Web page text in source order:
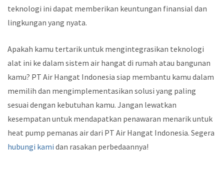
teknologi ini dapat memberikan keuntungan finansial dan
lingkungan yang nyata.
Apakah kamu tertarik untuk mengintegrasikan teknologi
alat ini ke dalam sistem air hangat di rumah atau bangunan
kamu? PT Air Hangat Indonesia siap membantu kamu dalam
memilih dan mengimplementasikan solusi yang paling
sesuai dengan kebutuhan kamu. Jangan lewatkan
kesempatan untuk mendapatkan penawaran menarik untuk
heat pump pemanas air dari PT Air Hangat Indonesia. Segera
hubungi kami dan rasakan perbedaannya!